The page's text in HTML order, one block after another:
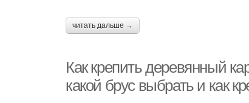
читать дальше →
Как крепить деревянный
какой брус выбрать и как